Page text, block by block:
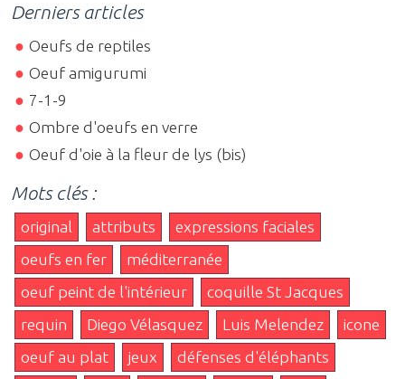
Derniers articles
Oeufs de reptiles
Oeuf amigurumi
7-1-9
Ombre d'oeufs en verre
Oeuf d'oie à la fleur de lys (bis)
Mots clés :
original attributs
expressions faciales
oeufs en fer
méditerranée
oeuf peint de l'intérieur
coquille St Jacques
requin
Diego Vélasquez Luis Melendez
icone
oeuf au plat
jeux
défenses d'éléphants